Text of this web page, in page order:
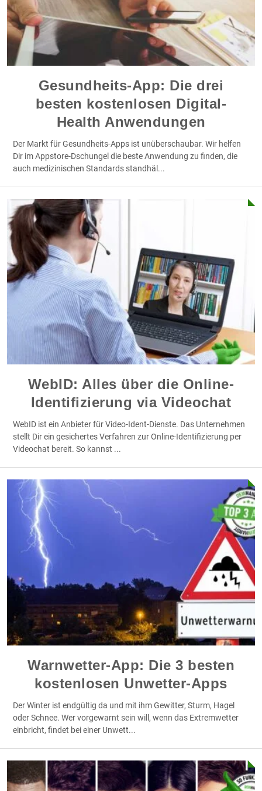
Gesundheits-App: Die drei
besten kostenlosen Digital-
Health Anwendungen
Der Markt für Gesundheits-Apps ist unüberschaubar. Wir helfen
Dir im Appstore-Dschungel die beste Anwendung zu finden, die
auch medizinischen Standards standhäl ...
WebID: Alles über die Online-
Identifizierung via Videochat
WebID ist ein Anbieter für Video-Ident-Dienste. Das Unternehmen
stellt Dir ein gesichertes Verfahren zur Online-Identifizierung per
Videochat bereit. So kannst ...
Warnwetter-App: Die 3 besten
kostenlosen Unwetter-Apps
Der Winter ist endgültig da und mit ihm Gewitter, Sturm, Hagel
oder Schnee. Wer vorgewarnt sein will, wenn das Extremwetter
einbricht, findet bei einer Unwett...